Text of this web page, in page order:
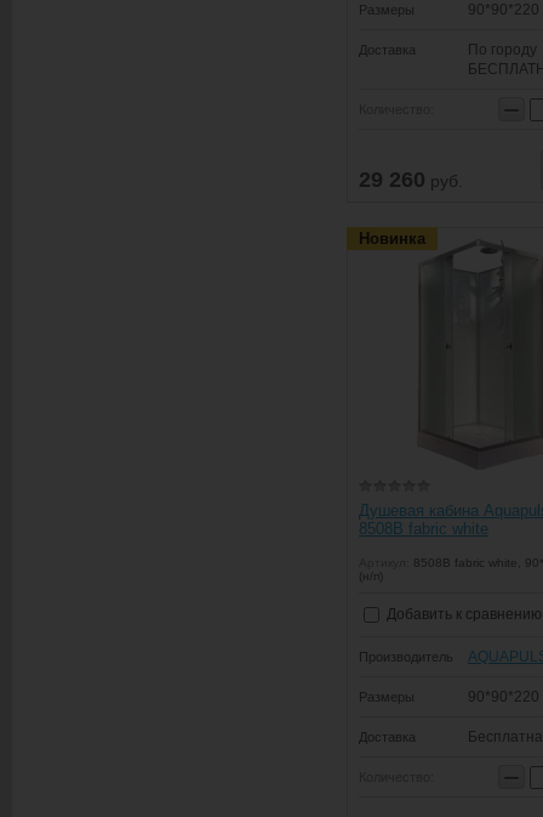
Размеры 90*90*220
Доставка
По городу
−
29 260 руб.
Новинка
Душевая кабина
8508B fabric white
8508B fabric white,
(н/п)
Добавить к сравнению
Производитель
Размеры 90*90*220
Доставка
−